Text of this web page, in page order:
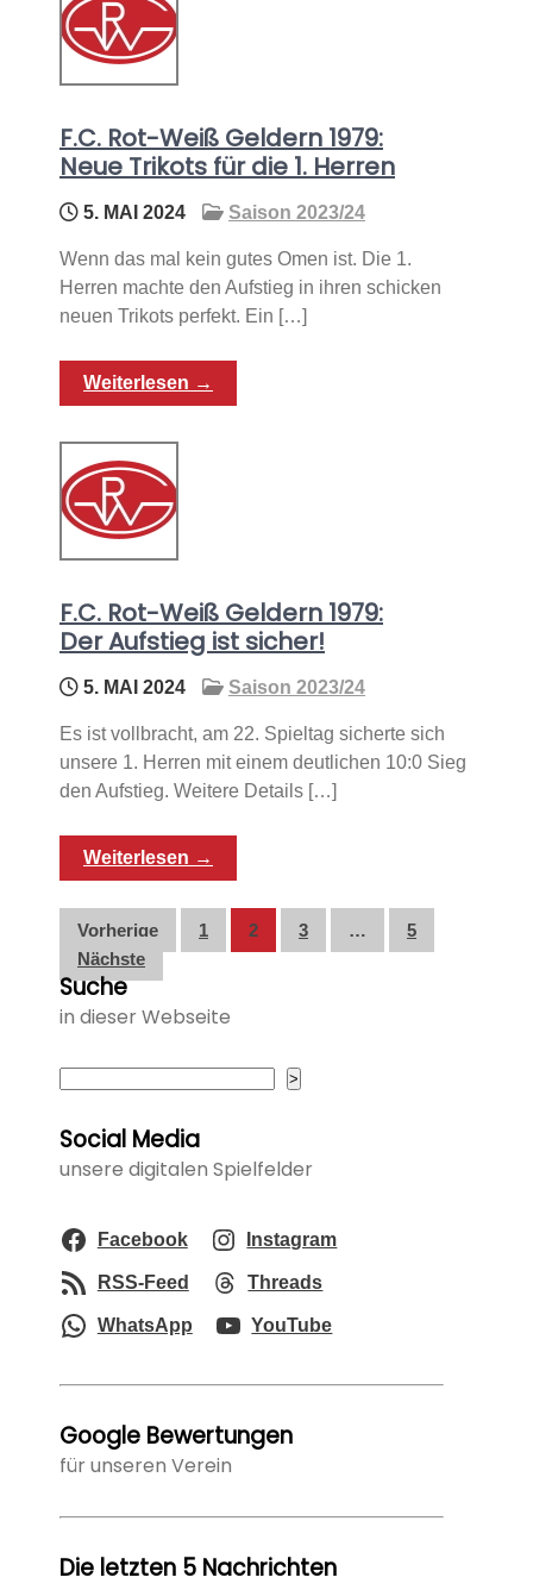
F.C. Rot-Weiß Geldern 1979:
Neue Trikots für die 1. Herren
5. MAI 2024 Saison 2023/24
Wenn das mal kein gutes Omen ist. Die 1.
Herren machte den Aufstieg in ihren schicken
neuen Trikots perfekt. Ein […]
Weiterlesen →
F.C. Rot-Weiß Geldern 1979:
Der Aufstieg ist sicher!
5. MAI 2024 Saison 2023/24
Es ist vollbracht, am 22. Spieltag sicherte sich
unsere 1. Herren mit einem deutlichen 10:0 Sieg
den Aufstieg. Weitere Details […]
Weiterlesen →
Seitennummerierung
der
Beiträge
Vorherige 1 2 3 …
5
Nächste
Suche
in dieser Webseite
>
Social Media
unsere digitalen Spielfelder
Facebook Instagram
RSS-Feed Threads
WhatsApp YouTube
Google Bewertungen
für unseren Verein
Die letzten 5 Nachrichten